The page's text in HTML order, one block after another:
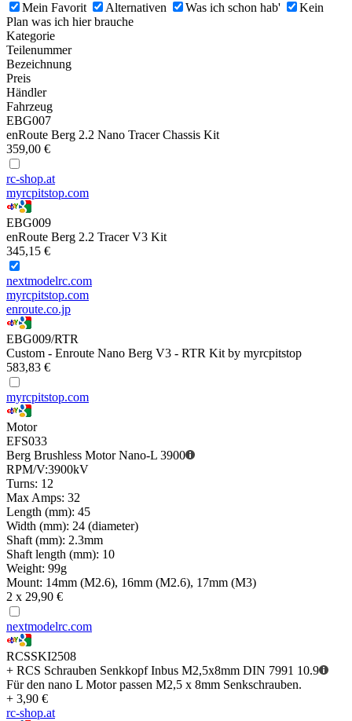
Mein Favorit Alternativen Was ich schon hab'
Kein
Plan was ich hier brauche
Kategorie
Teilenummer
Bezeichnung
Preis
Händler
Fahrzeug
EBG007
enRoute Berg 2.2 Nano Tracer Chassis Kit
359,00 €
rc-shop.at
myrcpitstop.com
EBG009
enRoute Berg 2.2 Tracer V3 Kit
345,15 €
nextmodelrc.com
myrcpitstop.com
enroute.co.jp
EBG009/RTR
Custom - Enroute Nano Berg V3 - RTR Kit by myrcpitstop
583,83 €
myrcpitstop.com
Motor
EFS033
Berg Brushless Motor Nano-L 3900
RPM/V:3900kV
Turns: 12
Max Amps: 32
Length (mm): 45
Width (mm): 24 (diameter)
Shaft (mm): 2.3mm
Shaft length (mm): 10
Weight: 99g
Mount: 14mm (M2.6), 16mm (M2.6), 17mm (M3)
2 x 29,90 €
nextmodelrc.com
RCSSKI2508
+ RCS Schrauben Senkkopf Inbus M2,5x8mm DIN 7991 10.9
Für den nano L Motor passen M2,5 x 8mm Senkschrauben.
+ 3,90 €
rc-shop.at